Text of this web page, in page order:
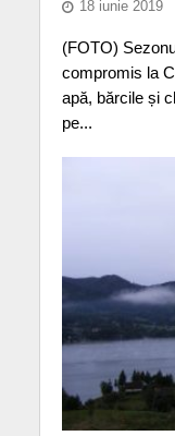
18 iunie 2019
(FOTO)
compromis la
apă, bărcile și
pe...